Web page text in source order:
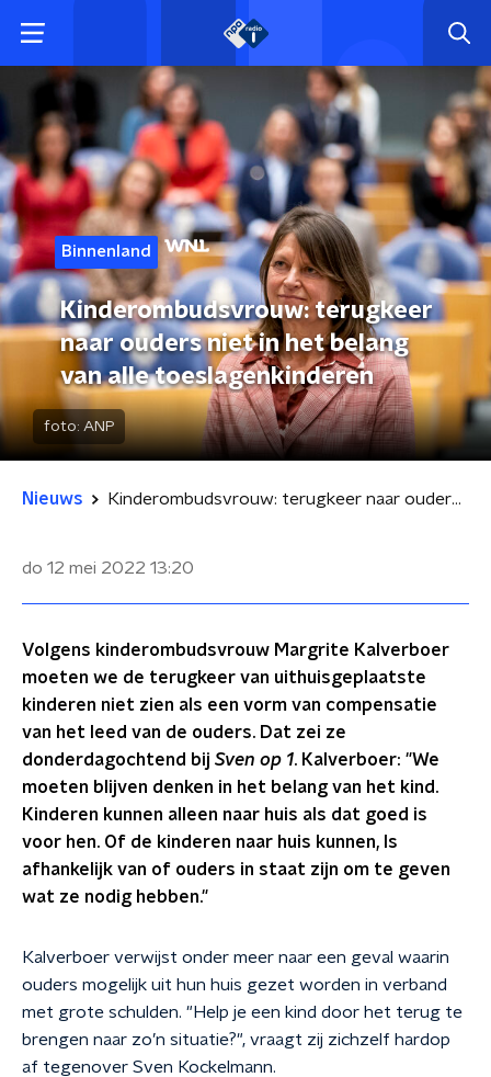
Binnenland
Kinderombudsvrouw: terugkeer
naar ouders niet in het belang
van alle toeslagenkinderen
foto: ANP
Nieuws Kinderombudsvrouw: terugkeer naar ouders niet in het belang van alle toeslagenkinderen
do 12 mei 2022 13:20
Volgens kinderombudsvrouw Margrite Kalverboer
moeten we de terugkeer van uithuisgeplaatste
kinderen niet zien als een vorm van compensatie
van het leed van de ouders. Dat zei ze
donderdagochtend bij Sven op 1. Kalverboer: "We
moeten blijven denken in het belang van het kind.
Kinderen kunnen alleen naar huis als dat goed is
voor hen. Of de kinderen naar huis kunnen, Is
afhankelijk van of ouders in staat zijn om te geven
wat ze nodig hebben."
Kalverboer verwijst onder meer naar een geval waarin
ouders mogelijk uit hun huis gezet worden in verband
met grote schulden. "Help je een kind door het terug te
brengen naar zo’n situatie?", vraagt zij zichzelf hardop
af tegenover Sven Kockelmann.